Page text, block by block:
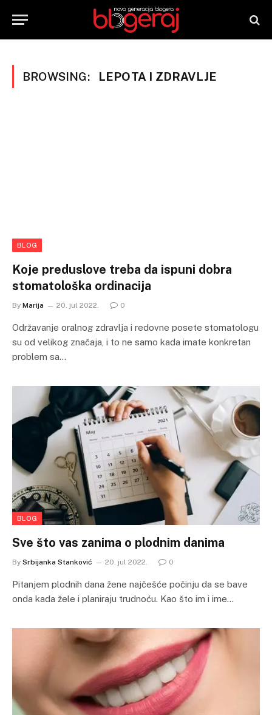
BROWSING: LEPOTA I ZDRAVLJE
BLOG
Koje preduslove treba da ispuni dobra
stomatološka ordinacija
By Marija 20. jul 2022. 0
Održavanje oralnog zdravlja i redovne posete stomatologu
su od velikog značaja, i to ne samo kada imate konkretan
problem sa…
BLOG
Sve što vas zanima o plodnim danima
By Srbijanka Stanković 20. jul 2022. 0
Pitanjem plodnih dana žene najčešće počinju da se bave
onda kada žele i planiraju trudnoću. Kao što im i ime…